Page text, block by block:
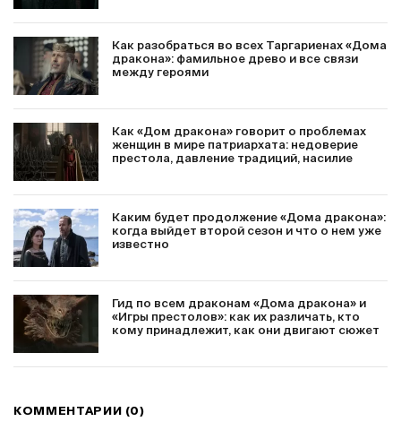
Как разобраться во всех Таргариенах «Дома
дракона»: фамильное древо и все связи
между героями
Как «Дом дракона» говорит о проблемах
женщин в мире патриархата: недоверие
престола, давление традиций, насилие
Каким будет продолжение «Дома дракона»:
когда выйдет второй сезон и что о нем уже
известно
Гид по всем драконам «Дома дракона» и
«Игры престолов»: как их различать, кто
кому принадлежит, как они двигают сюжет
КОММЕНТАРИИ (0)